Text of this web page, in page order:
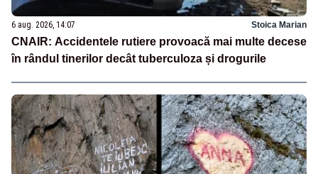
6 aug. 2026, 14:07 Stoica Marian
CNAIR: Accidentele rutiere provoacă mai multe decese
în rândul tinerilor decât tuberculoza și drogurile